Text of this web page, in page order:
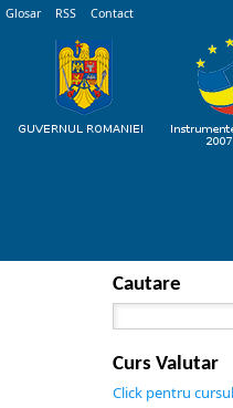
Glosar RSS Contact
Cautare
Curs Valutar
Click pentru